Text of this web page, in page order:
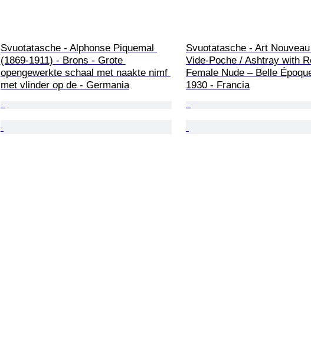
Svuotatasche - Alphonse Piquemal
(1869-1911) - Brons - Grote
opengewerkte schaal met naakte nimf
met vlinder op de - Germania
Svuotatasche - Art
Vide-Poche / Ashtray with
Female Nude – Belle
1930 - Francia